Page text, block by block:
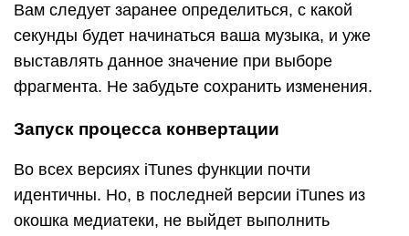
Вам следует заранее определиться, с какой
секунды будет начинаться ваша музыка, и уже
выставлять данное значение при выборе
фрагмента. Не забудьте сохранить изменения.
Запуск процесса конвертации
Во всех версиях iTunes функции почти
идентичны. Но, в последней версии iTunes из
окошка медиатеки, не выйдет выполнить